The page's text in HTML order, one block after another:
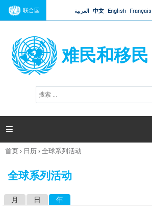
Jump to navigation
联合国 العربية 中文 English Français
难民和移民
搜
索

你
这
首页› 日历›全球系列活动
全球系列活动
月 日 年